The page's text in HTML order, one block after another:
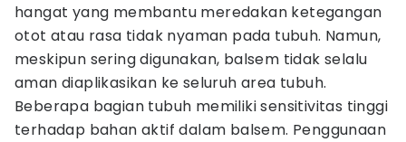
hangat yang membantu meredakan ketegangan
otot atau rasa tidak nyaman pada tubuh. Namun,
meskipun sering digunakan, balsem tidak selalu
aman diaplikasikan ke seluruh area tubuh.
Beberapa bagian tubuh memiliki sensitivitas tinggi
terhadap bahan aktif dalam balsem. Penggunaan